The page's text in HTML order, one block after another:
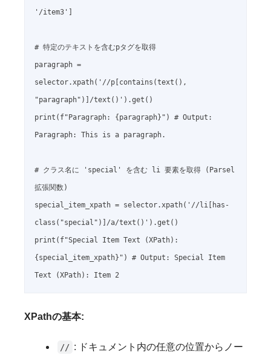
'/item3']
# 特定のテキストを含むpタグを取得
paragraph =
selector.xpath('//p[contains(text(),
"paragraph")]/text()').get()
print(f"Paragraph: {paragraph}") # Output:
Paragraph: This is a paragraph.
# クラス名に 'special' を含む li 要素を取得 (Parsel
拡張関数)
special_item_xpath = selector.xpath('//li[has-
class("special")]/a/text()').get()
print(f"Special Item Text (XPath):
{special_item_xpath}") # Output: Special Item
XPathの基本:
// : ドキュメント内の任意の位置からノー